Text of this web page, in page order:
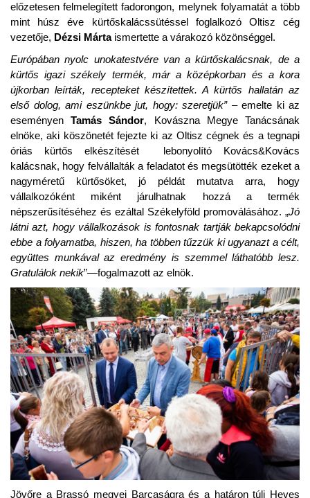
előzetesen felmelegített fadorongon, melynek folyamatát a több
mint húsz éve kürtőskalácssütéssel foglalkozó Oltisz cég
vezetője, Dézsi Mártaismertette a várakozó közönséggel.
Európában nyolc unokatestvére van a kürtőskalácsnak, de a
kürtős igazi székely termék, már a középkorban és a kora
újkorban leírták, recepteket készítettek. A kürtős hallatán az
első dolog, ami eszünkbe jut, hogy: szeretjük”– emelte ki az
eseményen Tamás Sándor, Kovászna Megye Tanácsának
elnöke, aki köszönetét fejezte ki az Oltisz cégnek és a tegnapi
óriás kürtős elkészítését lebonyolító Kovács&Kovács
kalácsnak, hogy felvállalták a feladatot és megsütötték ezeket a
nagyméretű kürtősöket, jó példát mutatva arra, hogy
vállalkozóként miként járulhatnak hozzá a termék
népszerűsítéséhez és ezáltal Székelyföld promoválásához. „Jó
látni azt, hogy vállalkozások is fontosnak tartják bekapcsolódni
ebbe a folyamatba, hiszen, ha többen tűzzük ki ugyanazt a célt,
együttes munkával az eredmény is szemmel láthatóbb lesz.
Gratulálok nekik”—fogalmazott az elnök.
Jövőre a Brassó megyei Barcaságra és a határon túli Heves